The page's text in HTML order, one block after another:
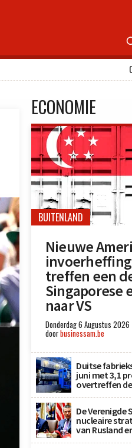
ECONOMIE
BUITENLAND
Nieuwe
treffen een
Singaporese
naar VS
Donderdag 6 Augustus 2026
doorbusinessam.be
Duitse
juni met 3,1
overtreffen
De Verenigde
nucleaire
van Rusland